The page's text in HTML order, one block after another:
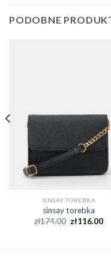
PODOBNE
SINSAY TOREBKA
sinsay torebka
zł174.00 zł116.00